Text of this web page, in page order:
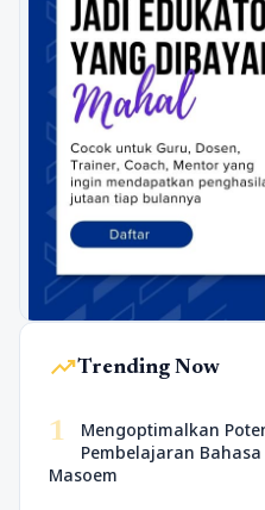
trending_upTrending Now
1
Mengoptimalkan
Pembelajaran
Masoem